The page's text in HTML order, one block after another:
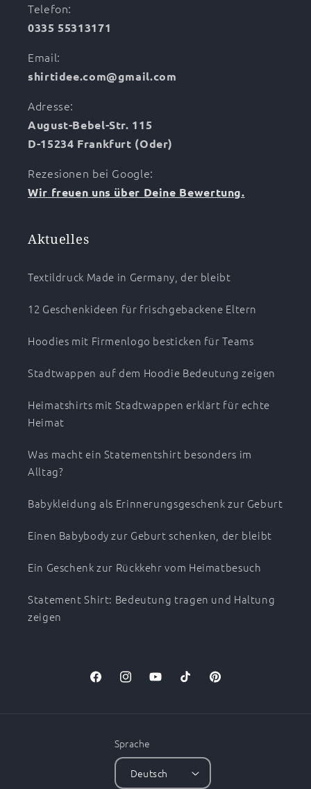
Telefon:
0335 55313171
Email:
shirtidee.com@gmail.com
Adresse:
August-Bebel-Str. 115
D-15234 Frankfurt (Oder)
Rezesionen bei Google:
Wir freuen uns über Deine Bewertung.
Aktuelles
Textildruck Made in Germany, der bleibt
12 Geschenkideen für frischgebackene Eltern
Hoodies mit Firmenlogo besticken für Teams
Stadtwappen auf dem Hoodie Bedeutung zeigen
Heimatshirts mit Stadtwappen erklärt für echte
Heimat
Was macht ein Statementshirt besonders im
Alltag?
Babykleidung als Erinnerungsgeschenk zur Geburt
Einen Babybody zur Geburt schenken, der bleibt
Ein Geschenk zur Rückkehr vom Heimatbesuch
Statement Shirt: Bedeutung tragen und Haltung
zeigen
FacebookInstagramYouTubeTikTok Pinterest
Sprache
Deutsch